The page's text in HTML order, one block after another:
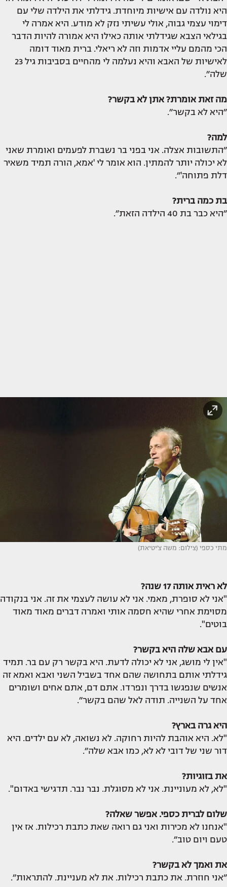
היא נולדה עם אישיות מיוחדת. גידלתי את הילדה שלי עם
דימוי עצמי גבוה, אולי עשיתי נזק לא מודע. היא אמרה לי
בגילאי הצבא שגידלתי אותה כאילו היא אמורה להיות הדבר
הכי מהמם עליי אדמות וזה לא ריאלי. ברית מאוד דומה
לאישיות של האבא והיא נעלמה לי מהחיים בסביבות גיל 23
שלה״.
מה זאת אומרת? אתן לא בקשר?
״היא לא בקשר״.
למה?
״התשובות אצלה. אני בפני בר נשברת לפעמים ואומרת שאני
לא יכולה יותר להמתין. הוא אומר לי 'אמא, הורה תמיד משאיר
דלת פתוחה'״.
בת כמה ברית?
״היא כבר בת 40 הילדה הזאת״.
מתי כספי (צילום: משה צ'יטיאת)
לא ראית אותה 17 שנה?
"אני לא סופרת, מאמי. אני לא עושה לעצמי את זה. אני בנקודה
מסוימת אחרי שהיא חסמה אותי ואמרה דברים מאוד מאוד
בוטים".
עם אבא שלה היא בקשר?
"אין לי מושג, אני לא יכולה לדעת. היא בקשר רק עם בר. תמיד
גידלתי אותם בתחושה שהם אחד בשביל השני ואבא ואמא זה
אנשים שנפגשו בדרך ונפרדו. אתם דם, אתם אחים ושומרים
אחד על השנייה. תודה לאל שהם בקשר״.
היא גרה בארץ?
"לא. היא אוהבת להיות רחוקה. לא נשואה, לא עם ילדים. היא
דור שני של דובי לא לא, כמו אבא שלה״.
את בזוגיות?
"לא, לא מעוניינת. אני לא מסוגלת. נבר נבר. תדגישי באדום".
שלום לברית כספי. אפשר שאלה?
"אנחנו לא מכירות ואני גם רואה שאת כתבת רכילות. אז אין
טעם ויום טוב״.
את ואמך לא בקשר?
״אני חוזרת. את כתבת רכילות. את לא מעניינת. להתראות״.